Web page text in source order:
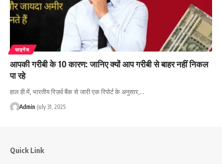
फाइनेंस
आपकी गरीबी के 10 कारण: जानिए क्यों आप गरीबी से बाहर नहीं निकल
पा रहे
हाल ही में, भारतीय रिज़र्व बैंक से जारी एक रिपोर्ट के अनुसार,…
Admin July 31, 2025
Quick Link